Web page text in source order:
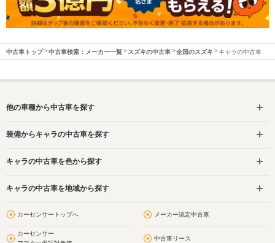
中古車トップ 中古車検索：メーカー一覧 スズキの中古車 全国のスズキ キャラの中古車
他の車種から中古車を探す
装備からキャラの中古車を探す
キャラの中古車を色から探す
キャラの中古車を地域から探す
カーセンサートップへ メーカー認定中古車
カーセンサー
中古車リース